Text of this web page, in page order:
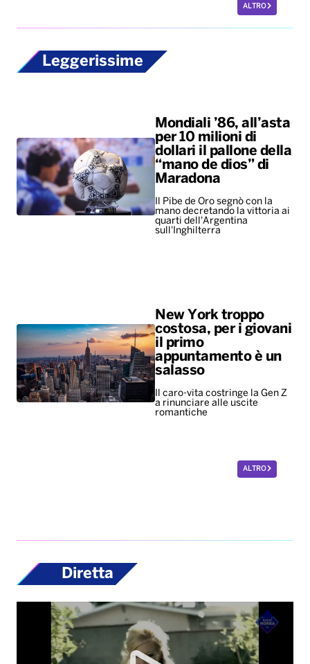
ALTRO
Leggerissime
Mondiali ’86, all’asta
per 10 milioni di
dollari il pallone della
“mano de dios” di
Maradona
Il Pibe de Oro segnò con la
mano decretando la vittoria ai
quarti dell'Argentina
sull'Inghilterra
New York troppo
costosa, per i giovani
il primo
appuntamento è un
salasso
Il caro-vita costringe la Gen Z
a rinunciare alle uscite
romantiche
ALTRO
Diretta